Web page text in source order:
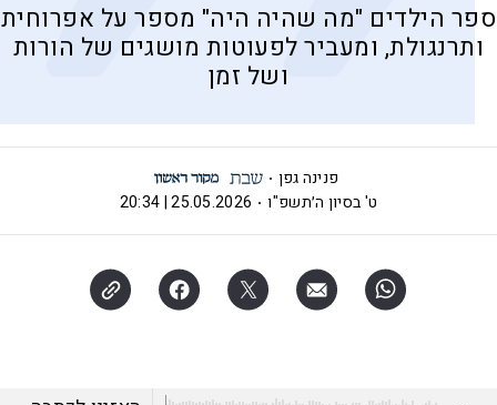
ספר הילדים "מה שהיה היה" מספר על אפרוחית
ותרנגולת, ומעביר לפעוטות מושגים של הורות
ושל זמן
פנינה גפן
ט' בסיון ה׳תשפ"ו
25.05.2026 | 20:34